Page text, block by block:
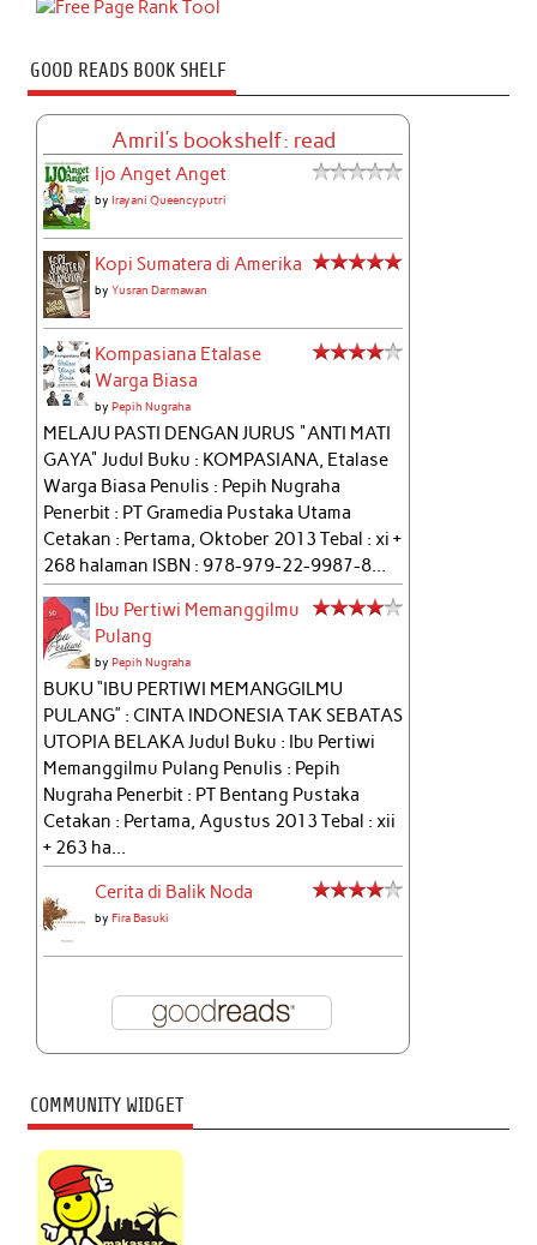
GOOD READS BOOK SHELF
Amril's bookshelf: read
Ijo Anget Anget
byIrayani Queencyputri
Kopi Sumatera di Amerika
byYusran Darmawan
Kompasiana Etalase
Warga Biasa
byPepih Nugraha
MELAJU PASTI DENGAN JURUS "ANTI MATI
GAYA" Judul Buku : KOMPASIANA, Etalase
Warga Biasa Penulis : Pepih Nugraha
Penerbit : PT Gramedia Pustaka Utama
Cetakan : Pertama, Oktober 2013 Tebal : xi +
268 halaman ISBN : 978-979-22-9987-8...
Ibu Pertiwi Memanggilmu
Pulang
byPepih Nugraha
BUKU “IBU PERTIWI MEMANGGILMU
PULANG” : CINTA INDONESIA TAK SEBATAS
UTOPIA BELAKA Judul Buku : Ibu Pertiwi
Memanggilmu Pulang Penulis : Pepih
Nugraha Penerbit : PT Bentang Pustaka
Cetakan : Pertama, Agustus 2013 Tebal : xii
+ 263 ha...
Cerita di Balik Noda
byFira Basuki
COMMUNITY WIDGET